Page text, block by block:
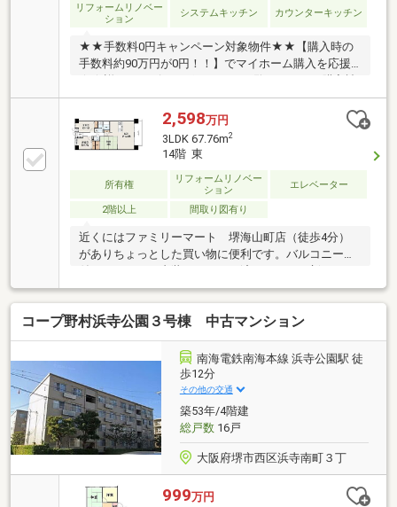
リフォームリノベー
ション
システムキッチン カウンターキッチン
★★手数料0円キャンペーン対象物件★★【購入時の
手数料約90万円が0円！！】でマイホーム購入を応援
費用が安い不動産屋です♪♪
2,598万円
3LDK 67.76m2
14階 東
所有権
リフォームリノベー
ション
エレベーター
2階以上 間取り図有り
近くにはファミリーマート 堺海山町店（徒歩4分）
がありちょっとした買い物に便利です。バルコニーが
った住まいで生活を始めることができます。堺市堺区
にある交
コープ野村浜寺公園３号棟 中古マンション
南海電鉄南海本線 浜寺公園駅 徒
歩12分
その他の交通
築53年/4階建
総戸数16戸
大阪府堺市西区浜寺南町３丁
999万円